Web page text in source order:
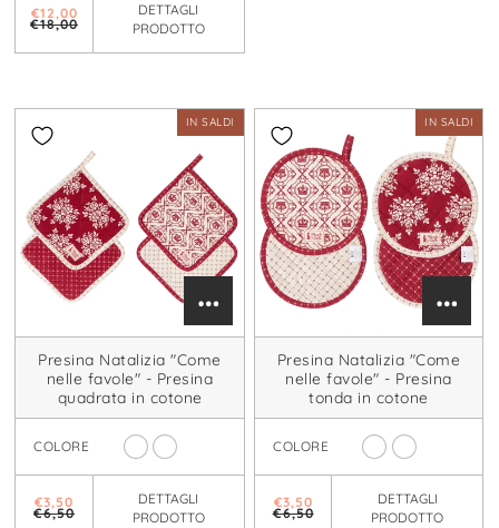
€12,00
€18,00
DETTAGLI
PRODOTTO
IN SALDI
Presina Natalizia "Come
nelle favole" - Presina
quadrata in cotone
COLORE
€3,50
€6,50
DETTAGLI
PRODOTTO
IN SALDI
Presina Natalizia "Come
nelle favole" - Presina
tonda in cotone
COLORE
€3,50
€6,50
DETTAGLI
PRODOTTO